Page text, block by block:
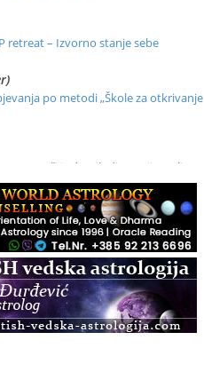
retreat – Izvorno stanje sebe
po metodi „Škole za otkrivanje
Pomagači iz drugih dimenzija Online –
tečaj, Zagreb i Online
za izscjeljivanje pranom (Basic
course)